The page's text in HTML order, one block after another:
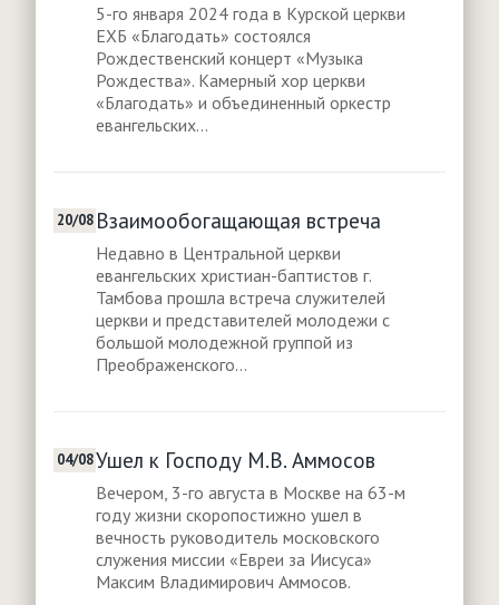
5-го января 2024 года в Курской церкви
ЕХБ «Благодать» состоялся
Рождественский концерт «Музыка
Рождества». Камерный хор церкви
«Благодать» и объединенный оркестр
евангельских...
20/08 Взаимообогащающая встреча
Недавно в Центральной церкви
евангельских христиан-баптистов г.
Тамбова прошла встреча служителей
церкви и представителей молодежи с
большой молодежной группой из
Преображенского...
04/08Ушел к Господу М.В. Аммосов
Вечером, 3-го августа в Москве на 63-м
году жизни скоропостижно ушел в
вечность руководитель московского
служения миссии «Евреи за Иисуса»
Максим Владимирович Аммосов.